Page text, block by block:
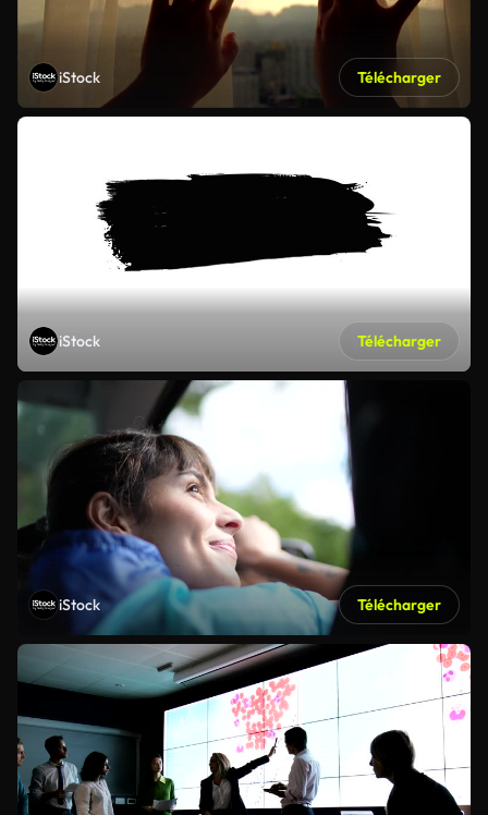
iStock Télécharger
iStock Télécharger
iStock Télécharger